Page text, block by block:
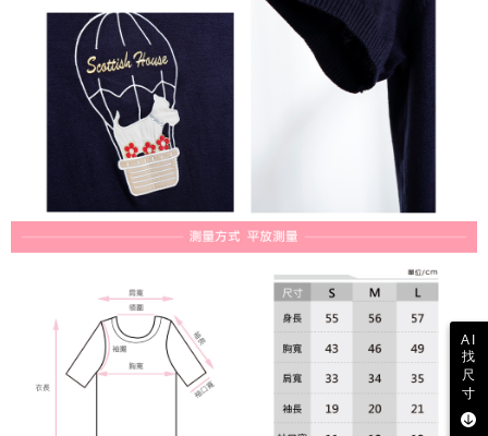
にご連絡ください。上記に示した個人情報を、必要な購入注文書とあわせ
てAFTEEにご提供いただく、またはAFTEEにあなたの個人情報の収集、処
理、利用を許可することににご同意いただけない場合は、当サービスを選
択しないでください。
AI
找
尺
寸